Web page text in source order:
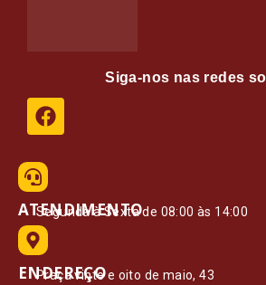
Siga-nos nas redes
ATENDIMENTO
Segunda à Sexta de 08:00 às 14:00
ENDEREÇO
Praça vinte e oito de maio, 43